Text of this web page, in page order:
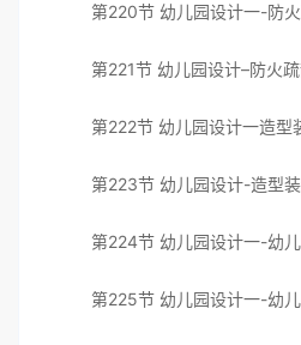
第220节 幼儿园设计一-防
第221节 幼儿园设计–防火
第222节 幼儿园设计一造型
第223节 幼儿园设计-造型
第224节 幼儿园设计一-幼
第225节 幼儿园设计一-幼